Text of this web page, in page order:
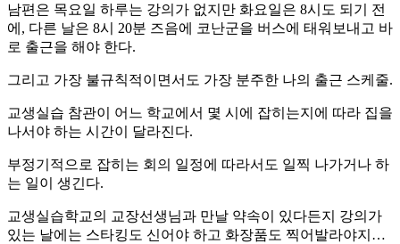
남편은 목요일 하루는 강의가 없지만 화요일은 8시도 되기 전
에, 다른 날은 8시 20분 즈음에 코난군을 버스에 태워보내고 바
로 출근을 해야 한다.
그리고 가장 불규칙적이면서도 가장 분주한 나의 출근 스케줄.
교생실습 참관이 어느 학교에서 몇 시에 잡히는지에 따라 집을
나서야 하는 시간이 달라진다.
부정기적으로 잡히는 회의 일정에 따라서도 일찍 나가거나 하
는 일이 생긴다.
교생실습학교의 교장선생님과 만날 약속이 있다든지 강의가
있는 날에는 스타킹도 신어야 하고 화장품도 찍어발라야지…